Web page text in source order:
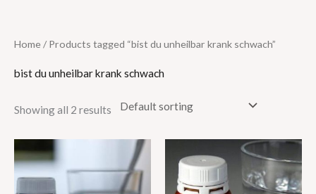
Home/ Products tagged “bist du unheilbar krank schwach”
bist du unheilbar krank schwach
Showing all 2 results